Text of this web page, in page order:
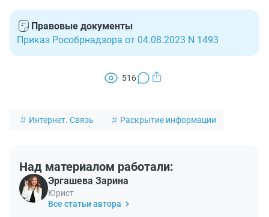
Правовые документы
Приказ Рособрнадзора от 04.08.2023 N 1493
516
Интернет. Связь Раскрытие информации
Над материалом работали:
Эргашева Зарина
Юрист
Все статьи автора